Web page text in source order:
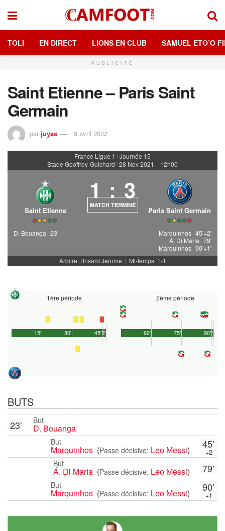
TOLI EN DIRECT LIONS EN CLUB SAMUEL ETO’O
PUBLICITÉ
Saint Etienne – Paris Saint
Germain
par juyas 9 avril 2022
France Ligue 1 | Journée 15
Stade Geoffroy-Guichard | 28 Nov 2021 - 12h00
Saint Etienne
1 : 3
MATCH TERMINÉ
Paris Saint Germain
D. Bouanga 23' Marquinhos 45'+2'
Á. Di María 79'
Marquinhos 90'+1'
Arbitre: Brisard Jerome
| Mi-temps: 1-1
1ère période
45'
15' 30' 2'
2ème période
90'
60' 75' 1'
BUTS
But
D. Bouanga
23'
45'
+2
But
Marquinhos (Passe décisive: Leo Messi)
79'
But
Á. Di María (Passe décisive: Leo Messi)
90'
+1
But
Marquinhos (Passe décisive: Leo Messi)